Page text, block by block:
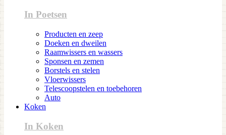
In Poetsen
Producten en zeep
Doeken en dweilen
Raamwissers en wassers
Sponsen en zemen
Borstels en stelen
Vloerwissers
Telescoopstelen en toebehoren
Auto
Koken
In Koken